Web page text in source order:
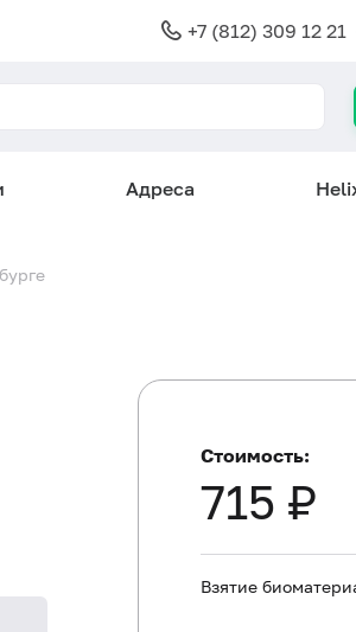
+7 (812) 309 12 21
Адреса
Стоимость:
715 ₽
Взятие